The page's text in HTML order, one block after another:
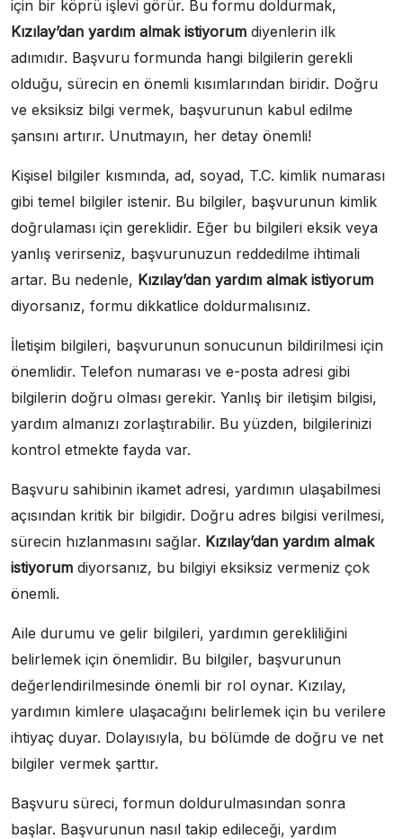
için bir köprü işlevi görür. Bu formu doldurmak,
Kızılay’dan yardım almak istiyorum diyenlerin ilk
adımıdır. Başvuru formunda hangi bilgilerin gerekli
olduğu, sürecin en önemli kısımlarından biridir. Doğru
ve eksiksiz bilgi vermek, başvurunun kabul edilme
şansını artırır. Unutmayın, her detay önemli!
Kişisel bilgiler kısmında, ad, soyad, T.C. kimlik numarası
gibi temel bilgiler istenir. Bu bilgiler, başvurunun kimlik
doğrulaması için gereklidir. Eğer bu bilgileri eksik veya
yanlış verirseniz, başvurunuzun reddedilme ihtimali
artar. Bu nedenle, Kızılay’dan yardım almak istiyorum
diyorsanız, formu dikkatlice doldurmalısınız.
İletişim bilgileri, başvurunun sonucunun bildirilmesi için
önemlidir. Telefon numarası ve e-posta adresi gibi
bilgilerin doğru olması gerekir. Yanlış bir iletişim bilgisi,
yardım almanızı zorlaştırabilir. Bu yüzden, bilgilerinizi
kontrol etmekte fayda var.
Başvuru sahibinin ikamet adresi, yardımın ulaşabilmesi
açısından kritik bir bilgidir. Doğru adres bilgisi verilmesi,
sürecin hızlanmasını sağlar. Kızılay’dan yardım almak
istiyorum diyorsanız, bu bilgiyi eksiksiz vermeniz çok
önemli.
Aile durumu ve gelir bilgileri, yardımın gerekliliğini
belirlemek için önemlidir. Bu bilgiler, başvurunun
değerlendirilmesinde önemli bir rol oynar. Kızılay,
yardımın kimlere ulaşacağını belirlemek için bu verilere
ihtiyaç duyar. Dolayısıyla, bu bölümde de doğru ve net
bilgiler vermek şarttır.
Başvuru süreci, formun doldurulmasından sonra
başlar. Başvurunun nasıl takip edileceği, yardım